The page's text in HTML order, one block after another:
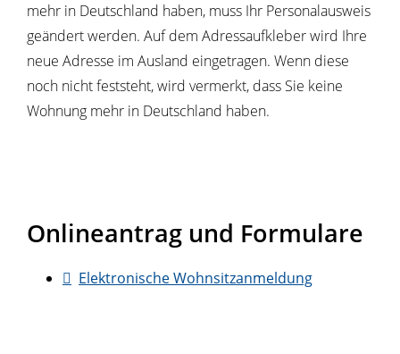
mehr in Deutschland haben, muss Ihr Personalausweis
geändert werden. Auf dem Adressaufkleber wird Ihre
neue Adresse im Ausland eingetragen. Wenn diese
noch nicht feststeht, wird vermerkt, dass Sie keine
Wohnung mehr in Deutschland haben.
Onlineantrag und Formulare
Elektronische Wohnsitzanmeldung